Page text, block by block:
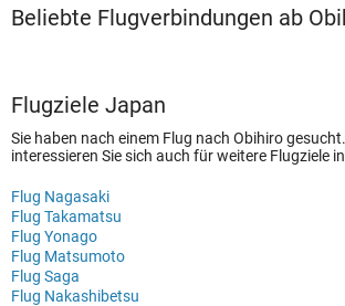
Beliebte Flugverbindungen ab
Flugziele Japan
Sie haben nach einem Flug nach Obihiro
interessieren Sie sich auch für weitere Flugziele
Flug Nagasaki
Flug Takamatsu
Flug Yonago
Flug Matsumoto
Flug Saga
Flug Nakashibetsu